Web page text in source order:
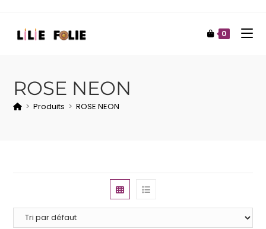
0
ROSE NEON
> Produits > ROSE NEON